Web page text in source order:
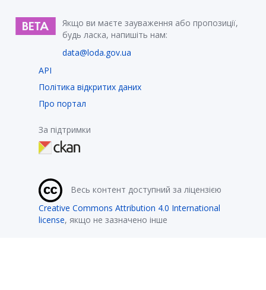
Якщо ви маєте зауваження або пропозиції,
будь ласка, напишіть нам:
data@loda.gov.ua
API
Політика відкритих даних
Про портал
За підтримки
Весь контент доступний за ліцензією
Creative Commons Attribution 4.0 International
license, якщо не зазначено інше